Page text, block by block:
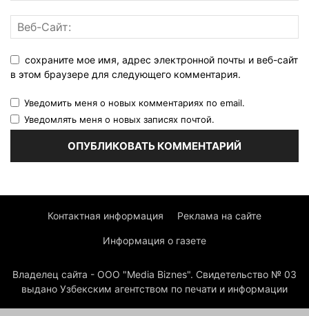
сохраните мое имя, адрес электронной почты и веб-сайт
в этом браузере для следующего комментария.
Уведомить меня о новых комментариях по email.
Уведомлять меня о новых записях почтой.
Контактная информация Реклама на сайте
Информация о газете
Владелец сайта - ООО "Media Biznes". Свидетельство № 03
выдано Узбекским агентством по печати и информации